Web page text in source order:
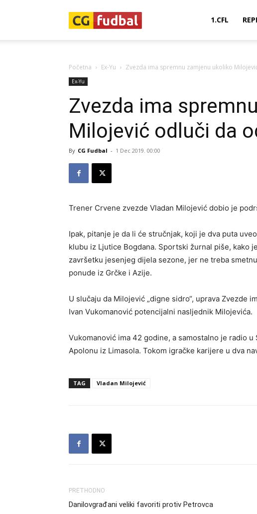
1.CFL
Početna Ex-Yu Zvezda ima spremnu zamjenu ukoliko
Ex-Yu
Zvezda ima
Milojević odluči da
By CG Fudbal - 1 Dec 2019. 00:00
Trener Crvene zvezde Vladan Milojević dobio je
Ipak, pitanje je da li će stručnjak, koji je dva puta
klubu iz Ljutice Bogdana. Sportski žurnal piše, kako
završetku jesenjeg dijela sezone, jer ne treba
ponude iz Grčke i Azije.
U slučaju da Milojević „digne sidro“, uprava Zvezde
Ivan Vukomanović potencijalni nasljednik Milojevića.
Vukomanović ima 42 godine, a samostalno je radio
Apolonu iz Limasola. Tokom igračke karijere u dva
TAG Vladan Milojević
PRETHODNO
Danilovgrađani veliki favoriti protiv Petrovca